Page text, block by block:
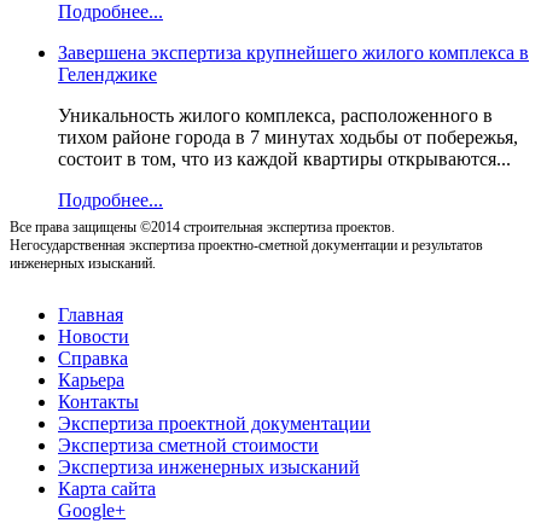
Подробнее...
Завершена экспертиза крупнейшего жилого комплекса в
Геленджике
Уникальность жилого комплекса, расположенного в
тихом районе города в 7 минутах ходьбы от побережья,
состоит в том, что из каждой квартиры открываются...
Подробнее...
Все права защищены ©2014 строительная экспертиза проектов.
Негосударственная экспертиза проектно-сметной документации и результатов
инженерных изысканий.
Главная
Новости
Справка
Карьера
Контакты
Экспертиза проектной документации
Экспертиза сметной стоимости
Экспертиза инженерных изысканий
Карта сайта
Google+